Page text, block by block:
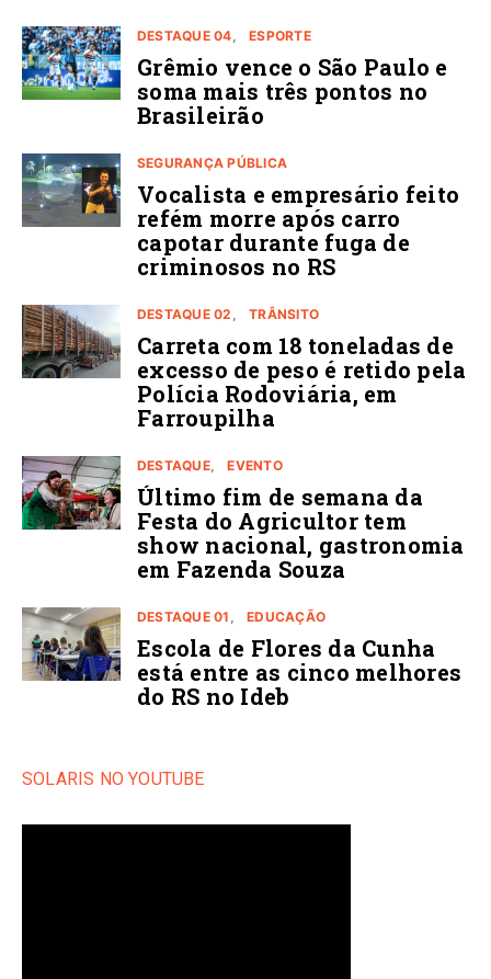
DESTAQUE 04 ESPORTE
Grêmio vence o São Paulo e
soma mais três pontos no
Brasileirão
SEGURANÇA PÚBLICA
Vocalista e empresário feito
refém morre após carro
capotar durante fuga de
criminosos no RS
DESTAQUE 02 TRÂNSITO
Carreta com 18 toneladas de
excesso de peso é retido pela
Polícia Rodoviária, em
Farroupilha
DESTAQUE EVENTO
Último fim de semana da
Festa do Agricultor tem
show nacional, gastronomia
em Fazenda Souza
DESTAQUE 01 EDUCAÇÃO
Escola de Flores da Cunha
está entre as cinco melhores
do RS no Ideb
SOLARIS NO YOUTUBE